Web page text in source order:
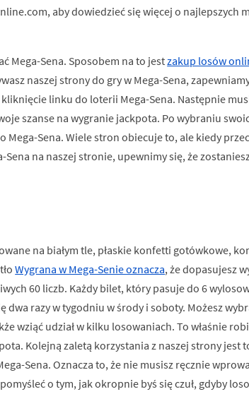
aby dowiedzieć się więcej o najlepszych
Mega-Sena. Sposobem na to jestzakup losów
naszej strony do gry w Mega-Sena,
linku do loterii Mega-Sena. Następnie
szanse na wygranie jackpota. Po wybraniu
Sena. Wiele stron obiecuje to, ale kiedy
na naszej stronie, upewnimy się, że
na białym tle, płaskie konfetti gotówkowe,
Wygrana w Mega-Senie oznacza, że dopasujesz
60 liczb. Każdy bilet, który pasuje do 6
dwa razy w tygodniu w środy i soboty. Możesz
wziąć udział w kilku losowaniach. To właśnie
Kolejną zaletą korzystania z naszej strony jest
Sena. Oznacza to, że nie musisz ręcznie
o tym, jak okropnie byś się czuł, gdyby